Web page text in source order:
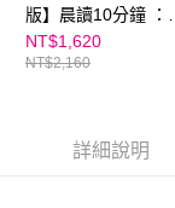
版】晨讀10分鐘 ：科
學故事集（6冊套書
NT$1,620
NT$2,160
詳細說明